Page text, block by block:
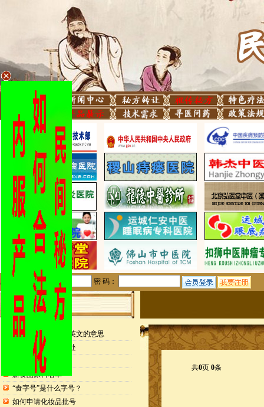
用户名： 密 码：
站内公告
检测报告封面缩写英文的意思
申请专利的25个好处
药食同源目录
新食品原料名单
“食字号”是什么字号？
如何申请化妆品批号
共0页 0条